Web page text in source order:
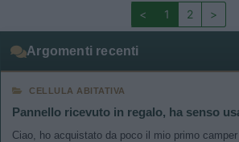
< 1 2 >
Argomenti recenti
CELLULA ABITATIVA
Pannello ricevuto in regalo, ha senso
Ciao, ho acquistato da poco il mio primo